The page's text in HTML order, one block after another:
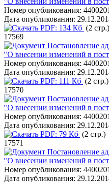
Номер опубликования:
Дата опубликования:
PDF: 134 Кб (2 стр.)
17569
Постановление
"О внесении изменений в
Номер опубликования:
Дата опубликования:
PDF: 111 Кб (2 стр.)
17570
Постановление
"О внесении изменений в
Номер опубликования:
Дата опубликования:
PDF: 79 Кб (2 стр.)
17571
Постановление
"О внесении изменений в
Номер опубликования:
Дата опубликования: